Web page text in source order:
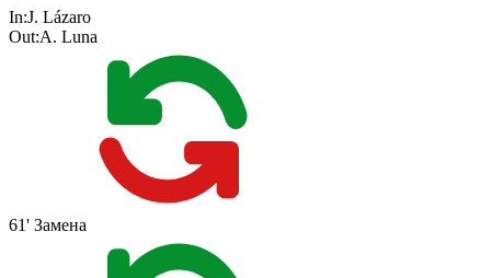
In:J. Lázaro
Out:A. Luna
61' Замена